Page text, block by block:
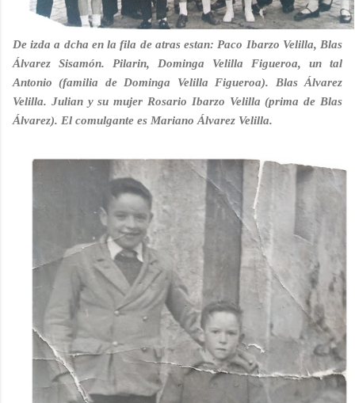
De izda a dcha en la fila de atras estan: Paco Ibarzo Velilla, Blas
Álvarez Sisamón. Pilarin, Dominga Velilla Figueroa, un tal
Antonio (familia de Dominga Velilla Figueroa). Blas Álvarez
Velilla. Julian y su mujer Rosario Ibarzo Velilla (prima de Blas
Álvarez). El comulgante es Mariano Álvarez Velilla.